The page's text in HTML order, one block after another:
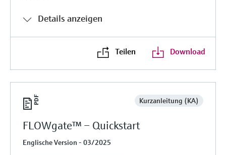
Details anzeigen
Teilen Download
Kurzanleitung (KA)
FLOWgate™ – Quickstart
Englische Version - 03/2025